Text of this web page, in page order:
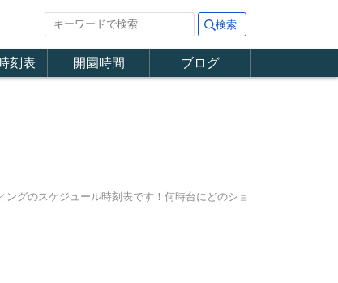
刻表 開園時間 ブログ
グのスケジュール時刻表です！何時台にどのショ